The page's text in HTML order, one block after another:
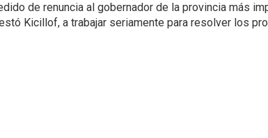
de renuncia al gobernador de la provincia más
Kicillof, a trabajar seriamente para resolver los